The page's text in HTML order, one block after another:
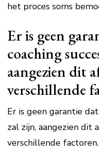
het proces soms
Er is geen
coaching
aangezien dit
verschillende
Er is geen garantie
zal zijn, aangezien dit
verschillende